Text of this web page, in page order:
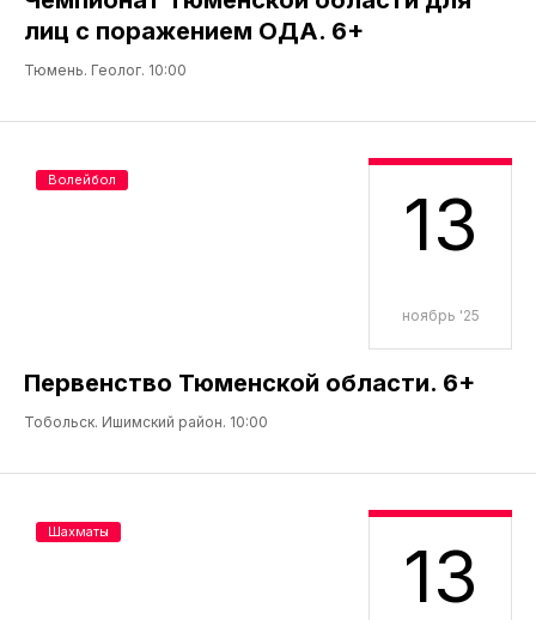
лиц с поражением ОДА. 6+
Тюмень. Геолог. 10:00
13
ноябрь '25
Первенство Тюменской области. 6+
Тобольск. Ишимский район. 10:00
Волейбол
13
Шахматы